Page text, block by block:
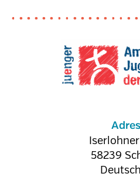
58239